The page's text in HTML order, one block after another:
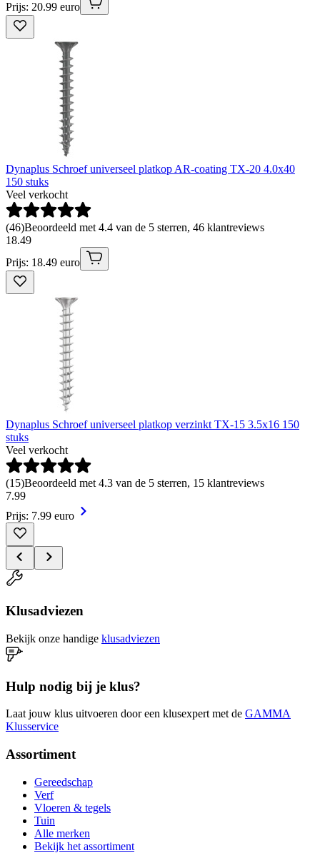
Prijs: 20.99 euro
Dynaplus Schroef universeel platkop AR-coating TX-20 4.0x40
150 stuks
Veel verkocht
(46)Beoordeeld met 4.4 van de 5 sterren, 46 klantreviews
18.49
Prijs: 18.49 euro
Dynaplus Schroef universeel platkop verzinkt TX-15 3.5x16 150
stuks
Veel verkocht
(15)Beoordeeld met 4.3 van de 5 sterren, 15 klantreviews
7.99
Prijs: 7.99 euro
Klusadviezen
Bekijk onze handige klusadviezen
Hulp nodig bij je klus?
Laat jouw klus uitvoeren door een klusexpert met de GAMMA
Klusservice
Assortiment
Gereedschap
Verf
Vloeren & tegels
Tuin
Alle merken
Bekijk het assortiment